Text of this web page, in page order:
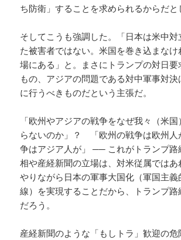
ち防衛」することを求められるからだと
そしてこうも強調した。「日本は米中
た被害者ではない。米国を巻き込まな
場にある」と。まさにトランプの対日要
もの、アジアの問題である対中軍事対
に行うべきものだという主張だ。
「欧州やアジアの戦争をなぜ我々（米
らないのか」？ 「欧州の戦争は欧州人
争はアジア人が」 ── これがトランプ路
相や産経新聞の立場は、対米従属ではあ
やりながら日本の軍事大国化（軍国主義
線）を実現することだから、トランプ
だろう。
産経新聞のような「もしトラ」歓迎の